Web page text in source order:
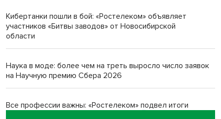
Новосибирский преподаватель с женой вошли в топ-16
многодетных в России
Обновлённое отделение ВТБ открылось в Искитиме
Кибертанки пошли в бой: «Ростелеком» объявляет
участников «Битвы заводов» от Новосибирской
области
Наука в моде: более чем на треть выросло число заявок
на Научную премию Сбера 2026
Все профессии важны: «Ростелеком» подвел итоги